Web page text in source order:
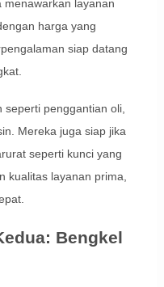
layanan
harga yang
siap datang
penggantian oli,
Mereka juga siap jika
seperti kunci yang
kualitas layanan prima,
Bengkel